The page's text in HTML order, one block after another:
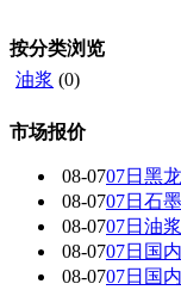
按分类浏览
油浆 (0)
市场报价
08-0707日黑
08-0707日石
08-0707日油
08-0707日国
08-0707日国